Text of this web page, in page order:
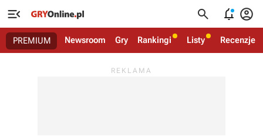
   
PREMIUM Newsroom Gry Rankingi Listy Recenzje